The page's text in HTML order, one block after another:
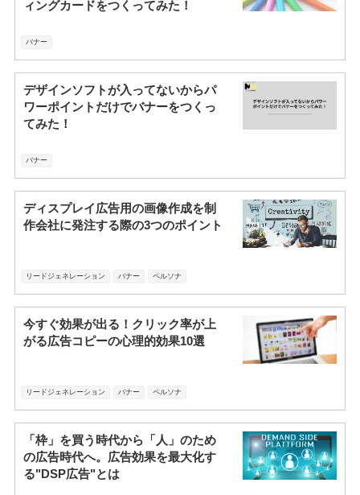
ィングカードをつくってみた！
バナー
デザインソフトが入ってないからパ
ワーポイントだけでバナーをつくっ
てみた！
バナー
ディスプレイ広告用の画像作成を制
作会社に発注する際の3つのポイント
リードジェネレーション バナー ペルソナ
今すぐ効果が出る！クリック率が上
がる広告コピーの心理的効果10選
リードジェネレーション バナー ペルソナ
「枠」を買う時代から「人」のため
の広告時代へ。広告効果を最大化す
る"DSP広告"とは